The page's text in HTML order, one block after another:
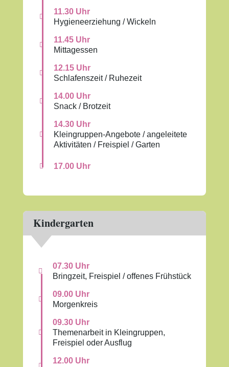

11.30 Uhr
Hygieneerziehung / Wickeln

11.45 Uhr
Mittagessen

12.15 Uhr
Schlafenszeit / Ruhezeit

14.00 Uhr
Snack / Brotzeit

14.30 Uhr
Kleingruppen-Angebote / angeleitete
Aktivitäten / Freispiel / Garten
 17.00 Uhr
Kindergarten

07.30 Uhr
Bringzeit, Freispiel / offenes Frühstück

09.00 Uhr
Morgenkreis

09.30 Uhr
Themenarbeit in Kleingruppen,
Freispiel oder Ausflug
12.00 Uhr